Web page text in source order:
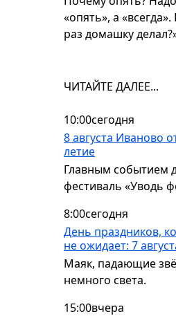
«опять», а
раз домашку
ЧИТАЙТЕ ДАЛЕЕ...
10:00сегодня
8 августа Иваново
летие
Главным событием
фестиваль «Уводь
8:00сегодня
День праздников,
не ожидает: 7
Маяк, падающие
немного света.
15:00вчера